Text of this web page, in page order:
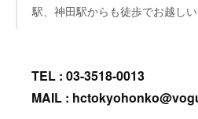
駅、神田駅からも徒歩でお越し
TEL : 03-3518-0013
MAIL :